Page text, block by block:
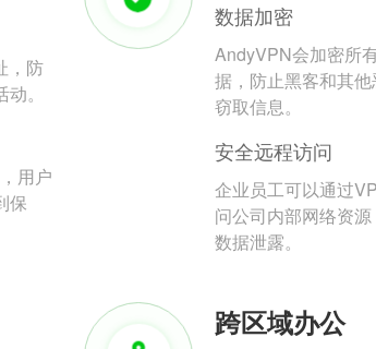
，防
。
用户
保
数据加密
AndyVPN会加密所
据，防止黑客和其
窃取信息。
安全远程访问
企业员工可以通过
问公司内部网络资
数据泄露。
跨区域办公